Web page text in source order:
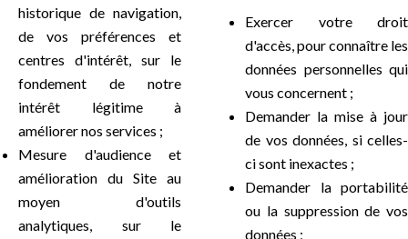
historique de navigation,
de vos préférences et
centres d'intérêt, sur le
fondement de notre
intérêt légitime à
améliorer nos services ;
Mesure d'audience et
amélioration du Site au
moyen d'outils
analytiques, sur le
Exercer votre droit
d'accès, pour connaître les
données personnelles qui
vous concernent ;
Demander la mise à jour
de vos données, si celles-
ci sont inexactes ;
Demander la portabilité
ou la suppression de vos
données ;